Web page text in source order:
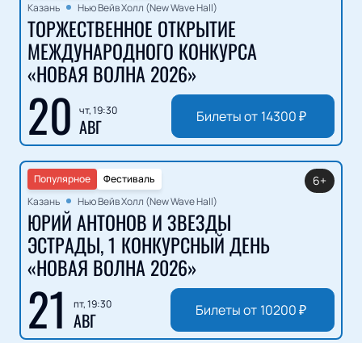
Казань
Нью Вейв Холл (New Wave Hall)
ТОРЖЕСТВЕННОЕ ОТКРЫТИЕ
МЕЖДУНАРОДНОГО КОНКУРСА
«НОВАЯ ВОЛНА 2026»
20 чт, 19:30
АВГ Билеты от 14300₽
Фестиваль
Популярное
Казань
Нью Вейв Холл (New Wave Hall)
ЮРИЙ АНТОНОВ И ЗВЕЗДЫ
ЭСТРАДЫ, 1 КОНКУРСНЫЙ ДЕНЬ
«НОВАЯ ВОЛНА 2026»
21 пт, 19:30
АВГ
6+
Билеты от 10200₽